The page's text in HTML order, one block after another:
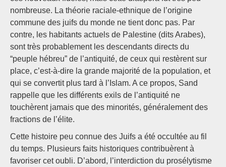
nombreuse. La théorie raciale-ethnique de l’origine
commune des juifs du monde ne tient donc pas. Par
contre, les habitants actuels de Palestine (dits Arabes),
sont très probablement les descendants directs du
“peuple hébreu” de l’antiquité, de ceux qui restèrent sur
place, c’est-à-dire la grande majorité de la population, et
qui se convertit plus tard à l’Islam. A ce propos, Sand
rappelle que les différents exils de l’antiquité ne
touchèrent jamais que des minorités, généralement des
fractions de l’élite.
Cette histoire peu connue des Juifs a été occultée au fil
du temps. Plusieurs faits historiques contribuèrent à
favoriser cet oubli. D’abord, l’interdiction du prosélytisme